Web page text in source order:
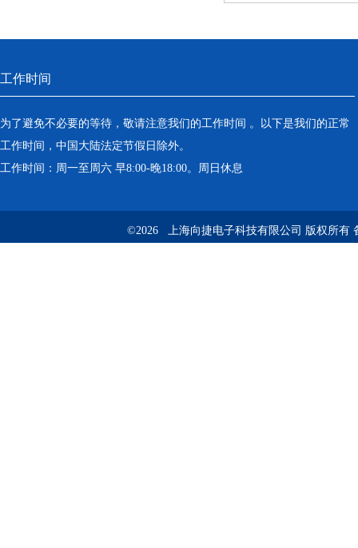
工作时间
为了避免不必要的等待，敬请注意我们的工作时间 。以下是我们的正常
工作时间，中国大陆法定节假日除外。
工作时间：周一至周六 早8:00-晚18:00。周日休息
©2026 上海向捷电子科技有限公司 版权所有